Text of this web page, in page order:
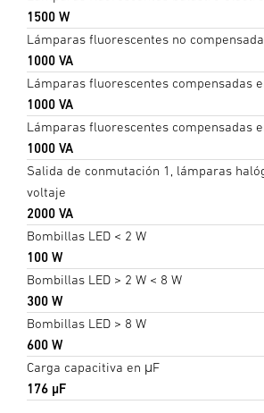
1500 W
Lámparas fluorescentes no
1000 VA
Lámparas fluorescentes compensadas
1000 VA
Lámparas fluorescentes compensadas
1000 VA
Salida de conmutación 1, lámparas
voltaje
2000 VA
Bombillas LED < 2 W
100 W
Bombillas LED > 2 W < 8 W
300 W
Bombillas LED > 8 W
600 W
Carga capacitiva en μF
176 µF